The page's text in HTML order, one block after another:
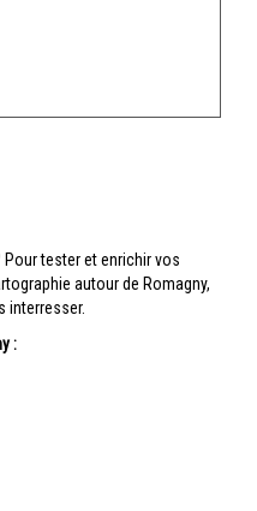
tester et enrichir vos
autour de Romagny,
interresser.
: